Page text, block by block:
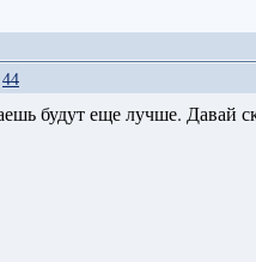
44
будут еще лучше. Давай